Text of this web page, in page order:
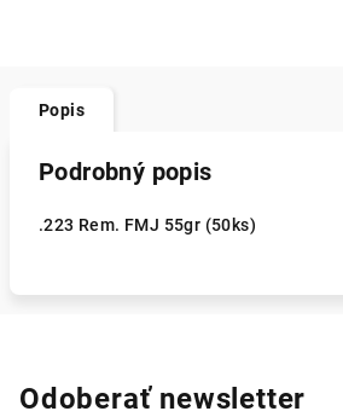
Popis
Podrobný popis
.223 Rem. FMJ 55gr (50ks)
Odoberať newsletter